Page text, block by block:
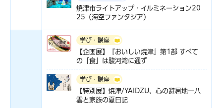
焼津市ライトアップ・イルミネーション20
25（海空ファンタジア）
学び・講座
【企画展】『おいしい焼津』第1部 すべて
の「食」は駿河湾に通ず
学び・講座
【特別展】焼津/YAIDZU、心の避暑地ー八
雲と家族の夏日記